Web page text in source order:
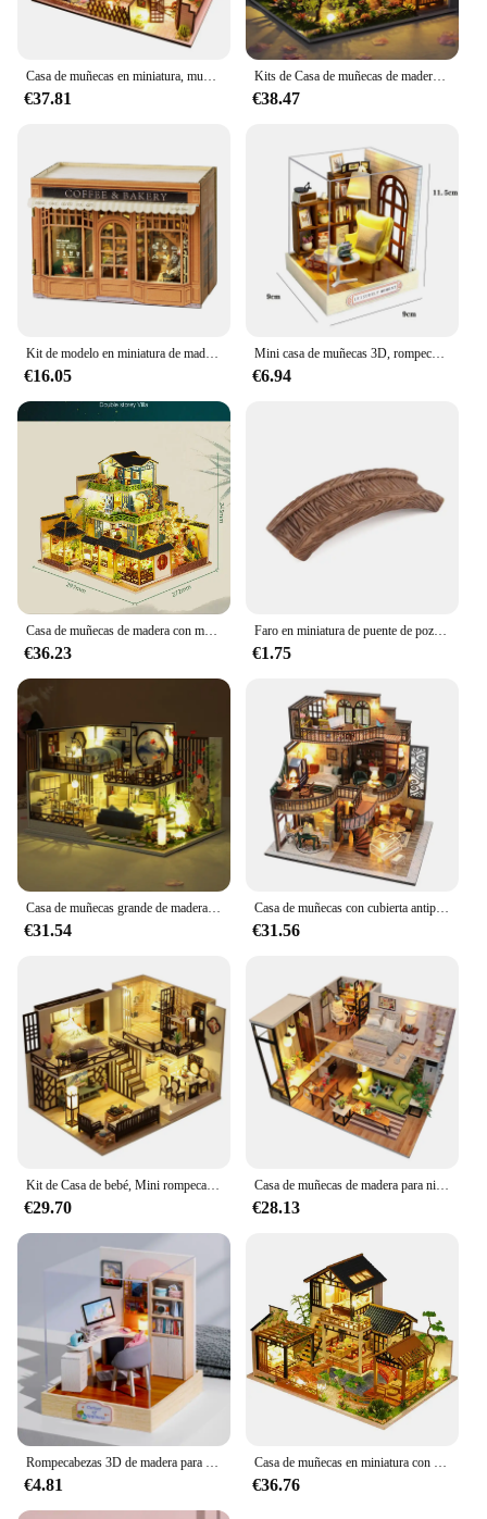
Casa de muñecas en miniatura, muebles de madera para el hogar, Kit de modelos de accesorios, juguete de cumpleaños, regalos creativos
€37.81
Kits de Casa de muñecas de madera grande con muebles, Casa de muñecas Roombox Diy, Casa de muñecas hecha a mano, ensamblaje en miniatura, juguetes para el hogar, regalos de cumpleaños
€38.47
Kit de modelo en miniatura de madera para bricolaje, Mini caja de cafetería, panadería, Casa de muñecas, casas de muñecas, rompecabezas 3D, Casa de muñecas con muebles, regalos para amigos
€16.05
Mini casa de muñecas 3D, rompecabezas de madera, playa, casa pequeña, modelos de construcción de ensamblaje, decoración del dormitorio del hogar con muebles, casa de muñecas
€6.94
Casa de muñecas de madera con muebles, Kit de Casa de muñecas en miniatura, estilo chino, modelo de villa, juguetes, regalos de cumpleaños
€36.23
Faro en miniatura de puente de pozo de agua, artesanía de jardín de hadas de Casa Vintage, adorno artesanal, Mini adorno de jardín Vintage, decoración
€1.75
Casa de muñecas grande de madera con muebles, Casa de muñecas hecha a mano, ensamblaje en miniatura, juguetes creativos, regalos de cumpleaños
€31.54
Casa de muñecas con cubierta antipolvo, miniatura de madera para manualidades, juguetes para niños, regalos de cumpleaños para niñas, diorama, M2132
€31.56
Kit de Casa de bebé, Mini rompecabezas 3D hecho a mano, montaje de construcción, dúplex, modelo de apartamento, juguetes, decoración del dormitorio del hogar con muebles
€29.70
Casa de muñecas de madera para niños, kit de Roombox, muebles en miniatura 3D, juguetes para niños, regalos de cumpleaños y Navidad, M033
€28.13
Rompecabezas 3D de madera para niños, juguete en miniatura, casa de muñecas hecha a mano, Kits de construcción, casa de café, regalos
€4.81
Casa de muñecas en miniatura con LED para niños, casa de muñecas grande, decoración de dormitorio, regalos de cumpleaños, Navidad y Año Nuevo, bricolaje
€36.76